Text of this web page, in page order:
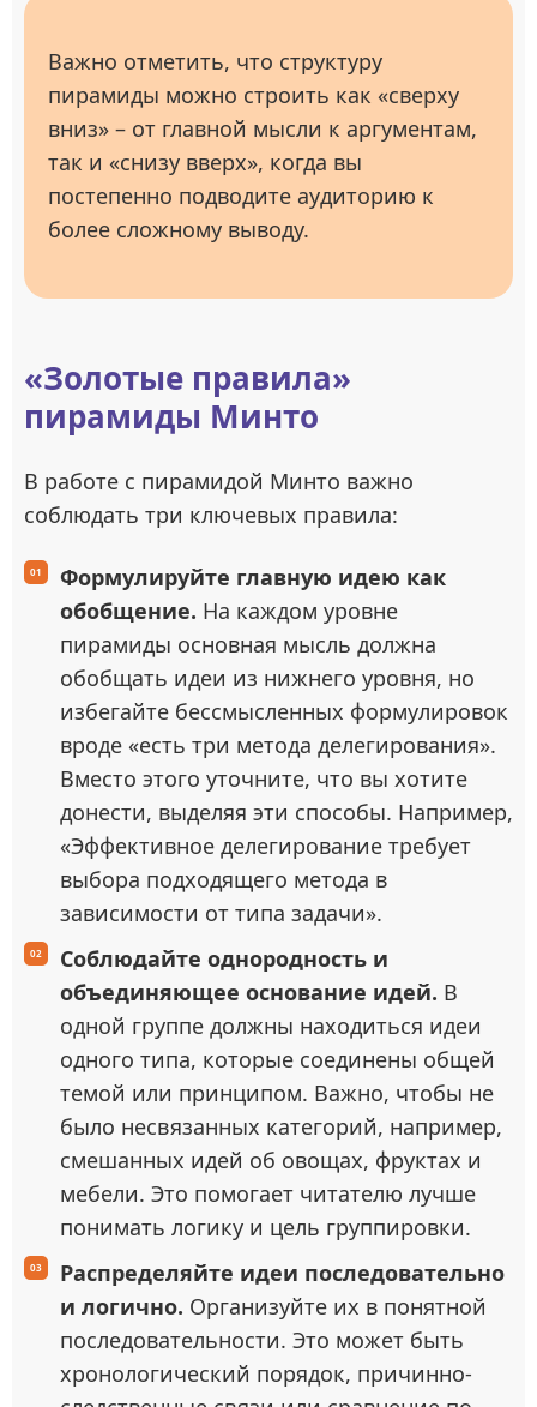
Важно отметить, что структуру
пирамиды можно строить как «сверху
вниз» – от главной мысли к аргументам,
так и «снизу вверх», когда вы
постепенно подводите аудиторию к
более сложному выводу.
«Золотые правила»
пирамиды Минто
В работе с пирамидой Минто важно
соблюдать три ключевых правила:
Формулируйте главную идею как
обобщение. На каждом уровне
пирамиды основная мысль должна
обобщать идеи из нижнего уровня, но
избегайте бессмысленных формулировок
вроде «есть три метода делегирования».
Вместо этого уточните, что вы хотите
донести, выделяя эти способы. Например,
«Эффективное делегирование требует
выбора подходящего метода в
зависимости от типа задачи».
Соблюдайте однородность и
объединяющее основание идей. В
одной группе должны находиться идеи
одного типа, которые соединены общей
темой или принципом. Важно, чтобы не
было несвязанных категорий, например,
смешанных идей об овощах, фруктах и
мебели. Это помогает читателю лучше
понимать логику и цель группировки.
Распределяйте идеи последовательно
и логично. Организуйте их в понятной
последовательности. Это может быть
хронологический порядок, причинно-